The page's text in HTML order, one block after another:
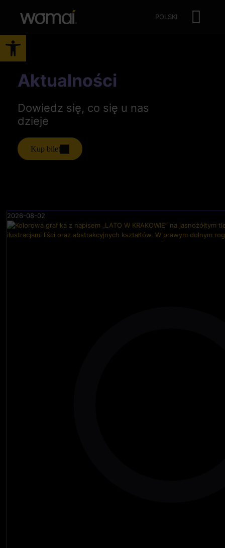
POLSKI
Aktualności
Dowiedz się, co się u nas
dzieje
Kup bilet
2026-08-02
Otwórz pasek narzędzi